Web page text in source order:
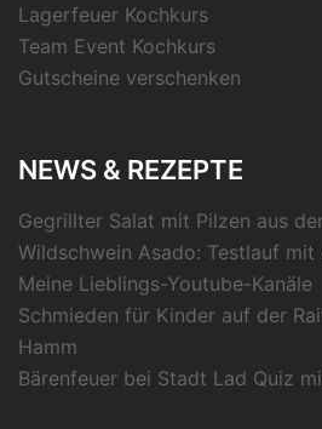
Lagerfeuer Kochkurs
Team Event Kochkurs
Gutscheine verschenken
NEWS & REZEPTE
Gegrillter Salat mit Pilzen aus
Wildschwein Asado: Testlauf mit
Meine Lieblings-Youtube-Kanäle
Schmieden für Kinder auf der
Hamm
Bärenfeuer bei Stadt Lad Quiz